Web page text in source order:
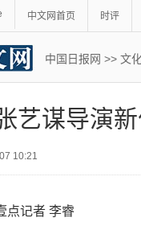
中文网首页 时评
中国日报网 >> 文
艺谋导演
10:21
点记者 李睿